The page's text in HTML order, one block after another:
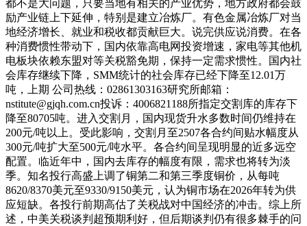
都不是大问题，只要当地有相关的产业优势，地方政府都会鼓
励产业链上下延伸，特别是建立冶炼厂。有色金属冶炼厂对当
地经济增长、就业和税收都贡献巨大。说完供应说消费。在各
种消费惯性带动下，国内依靠高电网投资增速，家电等其他机
电板块依赖东盟对等关税豁免期，保持一定需求惯性。国内社
会库存继续下降，SMM统计的社会库存已经下降至12.01万
吨，上期 公司热线：02861303163研究所邮箱：
nstitute@gjqh.com.cn投诉：4006821188所指定交割库的库存下
降至80705吨。进入交割月，国内现货升水多数时间仍维持在
200元/吨以上。受此影响，交割月至2507各合约间贴水幅度从
300元/吨扩大至500元/吨水平。各合约间呈现明显的近多远空
配置。临近年中，国内去库存的幅度有限，需求也将转为淡
季。知名投行高盛上调了铜第二和第三季度铜价，从每吨
8620/8370美元至9330/9150美元，认为铜市场在2026年转为供
应短缺。各投行前期高估了关税战对中国经济的冲击。综上所
述，中美关税谈判超预期利好，但后期谈判仍有很多棘手的问